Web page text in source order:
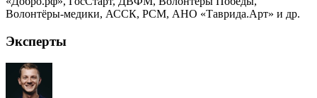
Волонтёры-медики, АССК, РСМ, АНО «Таврида.Арт» и др.
Эксперты